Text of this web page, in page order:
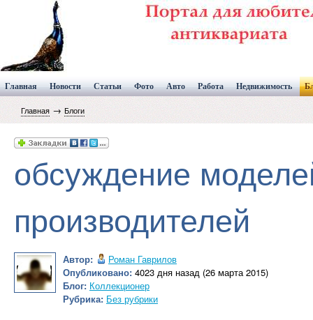
Главная Новости Статьи Фото Авто Работа Недвижимость
Главная → Блоги
обсуждение
производителей
Автор:
Роман Гаврилов
Опубликовано: 4023 дня назад (26 марта 2015)
Блог: Коллекционер
Рубрика: Без рубрики